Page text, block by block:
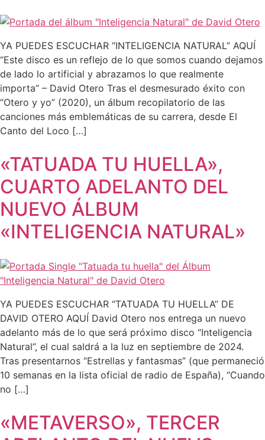
YA PUEDES ESCUCHAR “INTELIGENCIA NATURAL” AQUÍ
“Este disco es un reflejo de lo que somos cuando dejamos
de lado lo artificial y abrazamos lo que realmente
importa” – David Otero Tras el desmesurado éxito con
“Otero y yo” (2020), un álbum recopilatorio de las
canciones más emblemáticas de su carrera, desde El
Canto del Loco […]
«TATUADA TU HUELLA»,
CUARTO ADELANTO DEL
NUEVO ÁLBUM
«INTELIGENCIA NATURAL»
YA PUEDES ESCUCHAR “TATUADA TU HUELLA” DE
DAVID OTERO AQUÍ David Otero nos entrega un nuevo
adelanto más de lo que será próximo disco “Inteligencia
Natural”, el cual saldrá a la luz en septiembre de 2024.
Tras presentarnos “Estrellas y fantasmas” (que permaneció
10 semanas en la lista oficial de radio de España), “Cuando
no […]
«METAVERSO», TERCER